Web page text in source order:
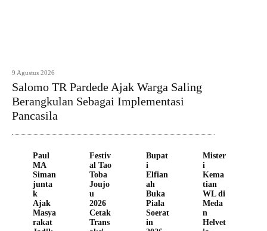
9 Agustus 2026
Salomo TR Pardede Ajak Warga Saling
Berangkulan Sebagai Implementasi
Pancasila
Paul
MA
Siman
junta
k
Ajak
Masya
rakat
Festiv
al Tao
Toba
Joujo
u
2026
Cetak
Trans
Bupat
i
Elfian
ah
Buka
Piala
Soerat
in
Mister
i
Kema
tian
WL di
Meda
n
Helvet